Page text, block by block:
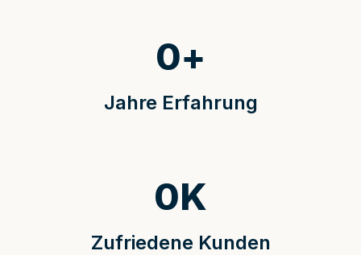
Jahre Erfahrung
0+
Zufriedene Kunden
0K